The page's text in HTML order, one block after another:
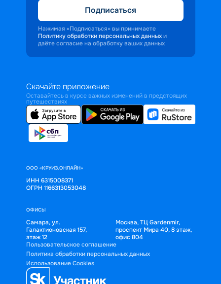
Подписаться
Нажимая «Подписаться» вы принимаете
Политику обработки персональных данных и
даёте согласие на обработку ваших данных
Скачайте приложение
Оставайтесь в курсе важных изменений в предстоящих
путешествиях
ООО «КРУИЗ.ОНЛАЙН»
ИНН 6315008371
ОГРН 1166313053048
ОФИСЫ
Самара, ул.
Галактионовская 157,
этаж 12
Москва, ТЦ Gardenmir,
проспект Мира 40, 8 этаж,
офис 804
Пользовательское соглашение
Политика обработки персональных данных
Использование Cookies